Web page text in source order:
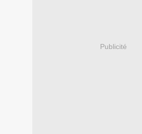
Publicité